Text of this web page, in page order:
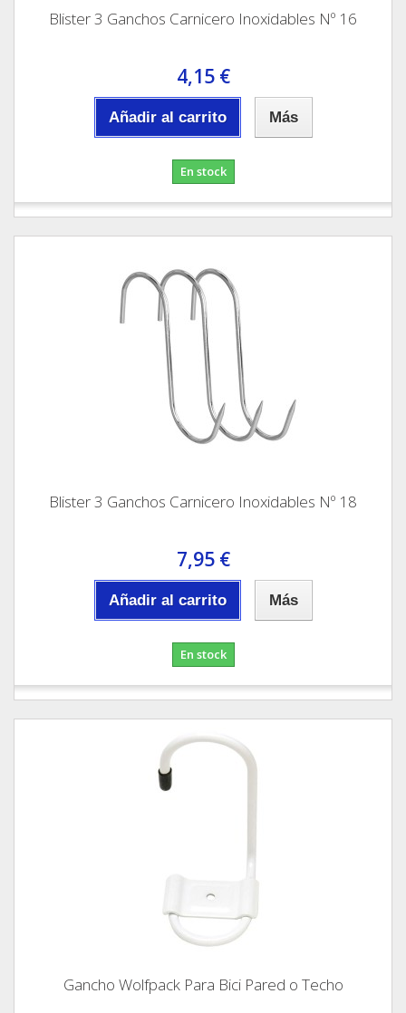
Blister 3 Ganchos Carnicero Inoxidables Nº 16
4,15 €
Añadir al carrito Más
En stock
Blister 3 Ganchos Carnicero Inoxidables Nº 18
7,95 €
Añadir al carrito Más
En stock
Gancho Wolfpack Para Bici Pared o Techo